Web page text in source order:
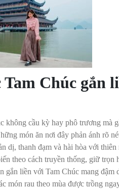
Chúc gắn
không cầu kỳ hay phô trương mà
món ăn nơi đây phản ánh rõ
dị, thanh đạm và hài hòa với
theo cách truyền thống, giữ
gắn liền với Tam Chúc mang đậm
món rau theo mùa được trồng